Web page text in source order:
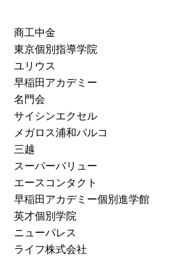
2025/01
2024/12
2024/11
2024/10
2024/09
2024/07
2024/06
2024/05
商工中金
東京個別指導学院
ユリウス
早稲田アカデミー
名門会
サイシンエクセル
メガロス浦和パルコ
三越
スーパーバリュー
エースコンタクト
早稲田アカデミー個別進学館
英才個別学院
ニューパレス
ライフ株式会社